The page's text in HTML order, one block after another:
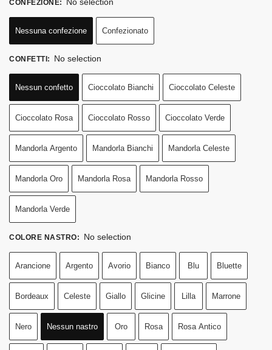
CONFEZIONE:
Nessuna confezione Confezionato
CONFETTI: No selection
Nessun confetto Cioccolato Bianchi Cioccolato Celeste
Cioccolato Rosa Cioccolato Rosso Cioccolato Verde
Mandorla Argento Mandorla Bianchi Mandorla Celeste
Mandorla Oro Mandorla Rosa Mandorla Rosso
Mandorla Verde
COLORE NASTRO: No selection
Arancione Argento Avorio Bianco Blu Bluette
Bordeaux Celeste Giallo Glicine Lilla Marrone
Nero Nessun nastro Oro Rosa Rosa Antico